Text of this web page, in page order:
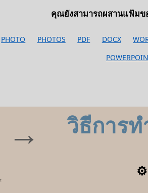
คุณยังสามารถผสานแฟ้มข
PHOTO PHOTOS PDF DOCX
วิธีการ
2